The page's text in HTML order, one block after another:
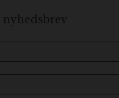
nyhedsbrev